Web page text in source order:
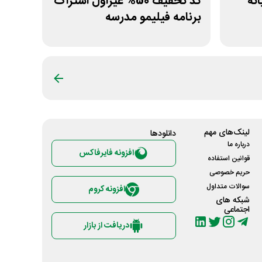
برنامه فیلیمو مدرسه
لینک‌های مهم
درباره ما
قوانین استفاده
حریم خصوصی
سوالات متداول
شبکه های
اجتماعی
دانلود‌ها
افزونه فایرفاکس
افزونه کروم
دریافت از بازار